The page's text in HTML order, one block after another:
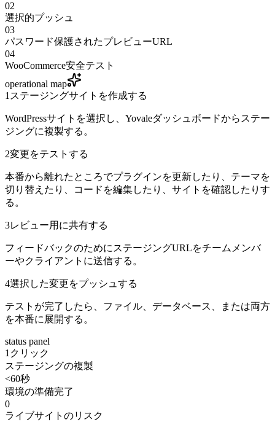
02
選択的プッシュ
03
パスワード保護されたプレビューURL
04
WooCommerce安全テスト
operational map
1 ステージングサイトを作成する
WordPressサイトを選択し、Yovaleダッシュボードからステー
ジングに複製する。
2変更をテストする
本番から離れたところでプラグインを更新したり、テーマを
切り替えたり、コードを編集したり、サイトを確認したりす
る。
3レビュー用に共有する
フィードバックのためにステージングURLをチームメンバ
ーやクライアントに送信する。
4選択した変更をプッシュする
テストが完了したら、ファイル、データベース、または両方
を本番に展開する。
status panel
1クリック
ステージングの複製
<60秒
環境の準備完了
0
ライブサイトのリスク